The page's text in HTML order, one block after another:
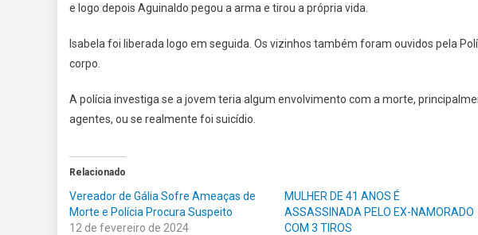
e logo depois Aguinaldo pegou a arma e tirou a própria vida.
Isabela foi liberada logo em seguida. Os vizinhos também foram ouvidos pela
corpo.
A polícia investiga se a jovem teria algum envolvimento com a morte,
agentes, ou se realmente foi suicídio.
Relacionado
Vereador de Gália Sofre Ameaças de
Morte e Polícia Procura Suspeito
12 de fevereiro de 2024
MULHER DE 41 ANOS É
ASSASSINADA PELO EX-NAMORADO
COM 3 TIROS